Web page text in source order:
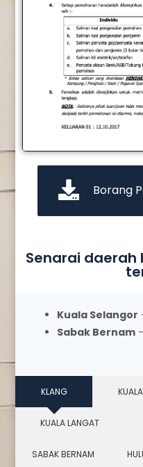
Borang
Senarai daerah
Kuala Selangor
Sabak Bernam
KLANG
KUALA LANGAT
SABAK BERNAM